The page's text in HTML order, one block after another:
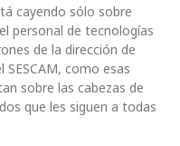
cayendo sólo sobre
personal de tecnologías
de la dirección de
como esas
sobre las cabezas de
que les siguen a todas